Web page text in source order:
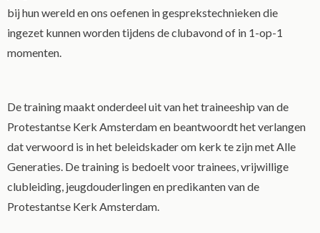
bij hun wereld en ons oefenen in gesprekstechnieken die
ingezet kunnen worden tijdens de clubavond of in 1-op-1
momenten.
De training maakt onderdeel uit van het traineeship van de
Protestantse Kerk Amsterdam en beantwoordt het verlangen
dat verwoord is in het beleidskader om kerk te zijn met Alle
Generaties. De training is bedoelt voor trainees, vrijwillige
clubleiding, jeugdouderlingen en predikanten van de
Protestantse Kerk Amsterdam.